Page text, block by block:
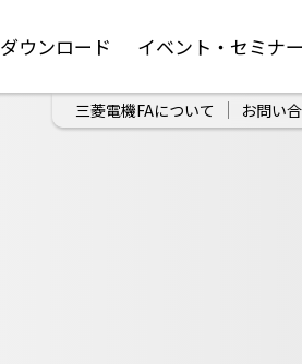
ダウンロード イベント・セミナー
三菱電機FAについて お問い